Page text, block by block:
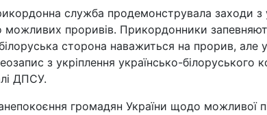
служба продемонструвала заходи з
можливих проривів. Прикордонники
сторона наважиться на прорив, але
з укріплення українсько-
ДПСУ.
громадян України щодо можливої